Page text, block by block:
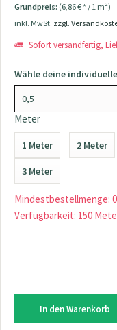
Grundpreis: (6,86 € * / 1 m²)
inkl. MwSt. zzgl.
Sofort versandfertig,
Wähle deine
Meter
1 Meter 2 Meter
3 Meter
Mindestbestellmenge:
Verfügbarkeit: 150
In den Warenkorb